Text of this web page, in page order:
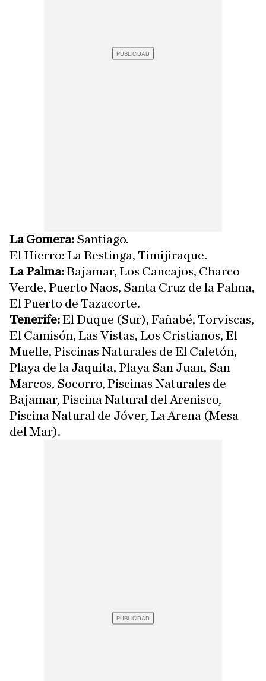
La Gomera: Santiago.
El Hierro: La Restinga, Timijiraque.
La Palma:Bajamar, Los Cancajos, Charco
Verde, Puerto Naos, Santa Cruz de la Palma,
El Puerto de Tazacorte.
Tenerife:El Duque (Sur), Fañabé, Torviscas,
El Camisón, Las Vistas, Los Cristianos, El
Muelle, Piscinas Naturales de El Caletón,
Playa de la Jaquita, Playa San Juan, San
Marcos, Socorro, Piscinas Naturales de
Bajamar, Piscina Natural del Arenisco,
Piscina Natural de Jóver, La Arena (Mesa
del Mar).